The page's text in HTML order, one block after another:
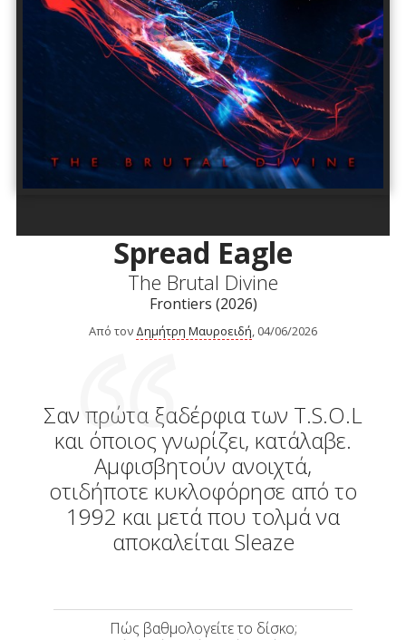
Spread Eagle
The Brutal Divine
Frontiers (2026)
Από τον Δημήτρη Μαυροειδή, 04/06/2026
Σαν πρώτα ξαδέρφια των T.S.O.L
και όποιος γνωρίζει, κατάλαβε.
Αμφισβητούν ανοιχτά,
οτιδήποτε κυκλοφόρησε από το
1992 και μετά που τολμά να
αποκαλείται Sleaze
Πώς βαθμολογείτε το δίσκο;